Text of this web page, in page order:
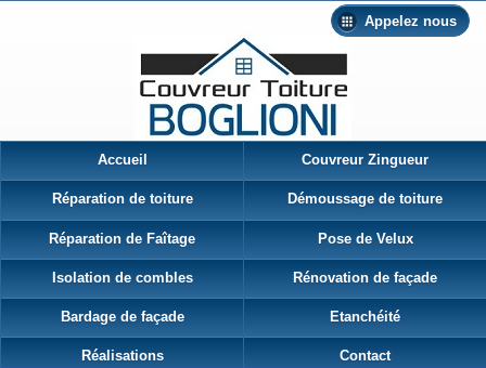
Appelez nous
Accueil Couvreur Zingueur
Réparation de toiture Démoussage de toiture
Réparation de Faîtage Pose de Velux
Isolation de combles Rénovation de façade
Bardage de façade Etanchéité
Réalisations Contact